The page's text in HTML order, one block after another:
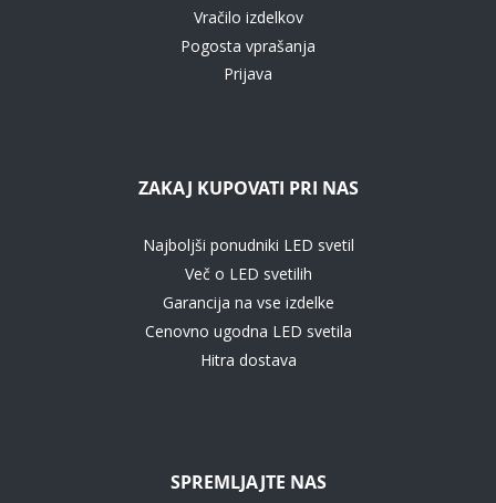
Vračilo izdelkov
Pogosta vprašanja
Prijava
ZAKAJ KUPOVATI PRI NAS
Najboljši ponudniki LED svetil
Več o LED svetilih
Garancija na vse izdelke
Cenovno ugodna LED svetila
Hitra dostava
SPREMLJAJTE NAS